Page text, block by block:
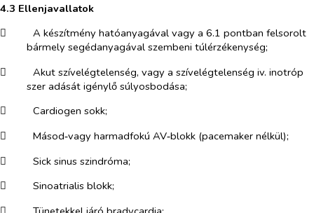
4.3 Ellenjavallatok
​
A készítmény hatóanyagával vagy a 6.1 pontban felsorolt
bármely segédanyagával szembeni túlérzékenység;
​
Akut szívelégtelenség, vagy a szívelégtelenség iv. inotróp
szer adását igénylő súlyosbodása;
​
Cardiogen sokk;
​
Másod‑vagy harmadfokú AV‑blokk (pacemaker nélkül);
​
Sick sinus szindróma;
​
Sinoatrialis blokk;